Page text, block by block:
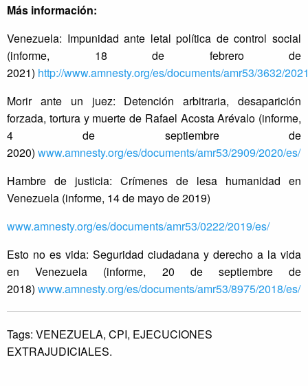
Más información:
Venezuela: Impunidad ante letal política de control social
(informe, 18 de febrero de
2021) http://www.amnesty.org/es/documents/amr53/3632/
Morir ante un juez: Detención arbitraria, desaparición
forzada, tortura y muerte de Rafael Acosta Arévalo (informe,
4 de septiembre de
2020) www.amnesty.org/es/documents/amr53/2909/2020/es/
Hambre de justicia: Crímenes de lesa humanidad en
Venezuela (informe, 14 de mayo de 2019)
www.amnesty.org/es/documents/amr53/0222/2019/es/
Esto no es vida: Seguridad ciudadana y derecho a la vida
en Venezuela (informe, 20 de septiembre de
2018) www.amnesty.org/es/documents/amr53/8975/2018/es/
Tags: VENEZUELA, CPI, EJECUCIONES
EXTRAJUDICIALES.